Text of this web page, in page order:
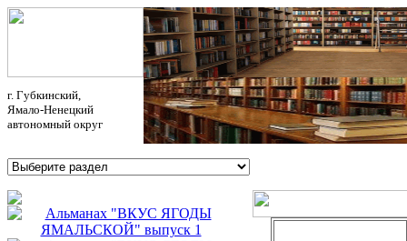
г. Губкинский,
Ямало-Ненецкий
автономный округ